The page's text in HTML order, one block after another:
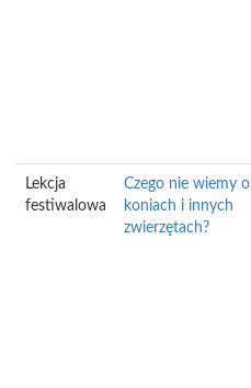
Lekcja
festiwalowa
Czego nie wiemy o
koniach i innych
zwierzętach?